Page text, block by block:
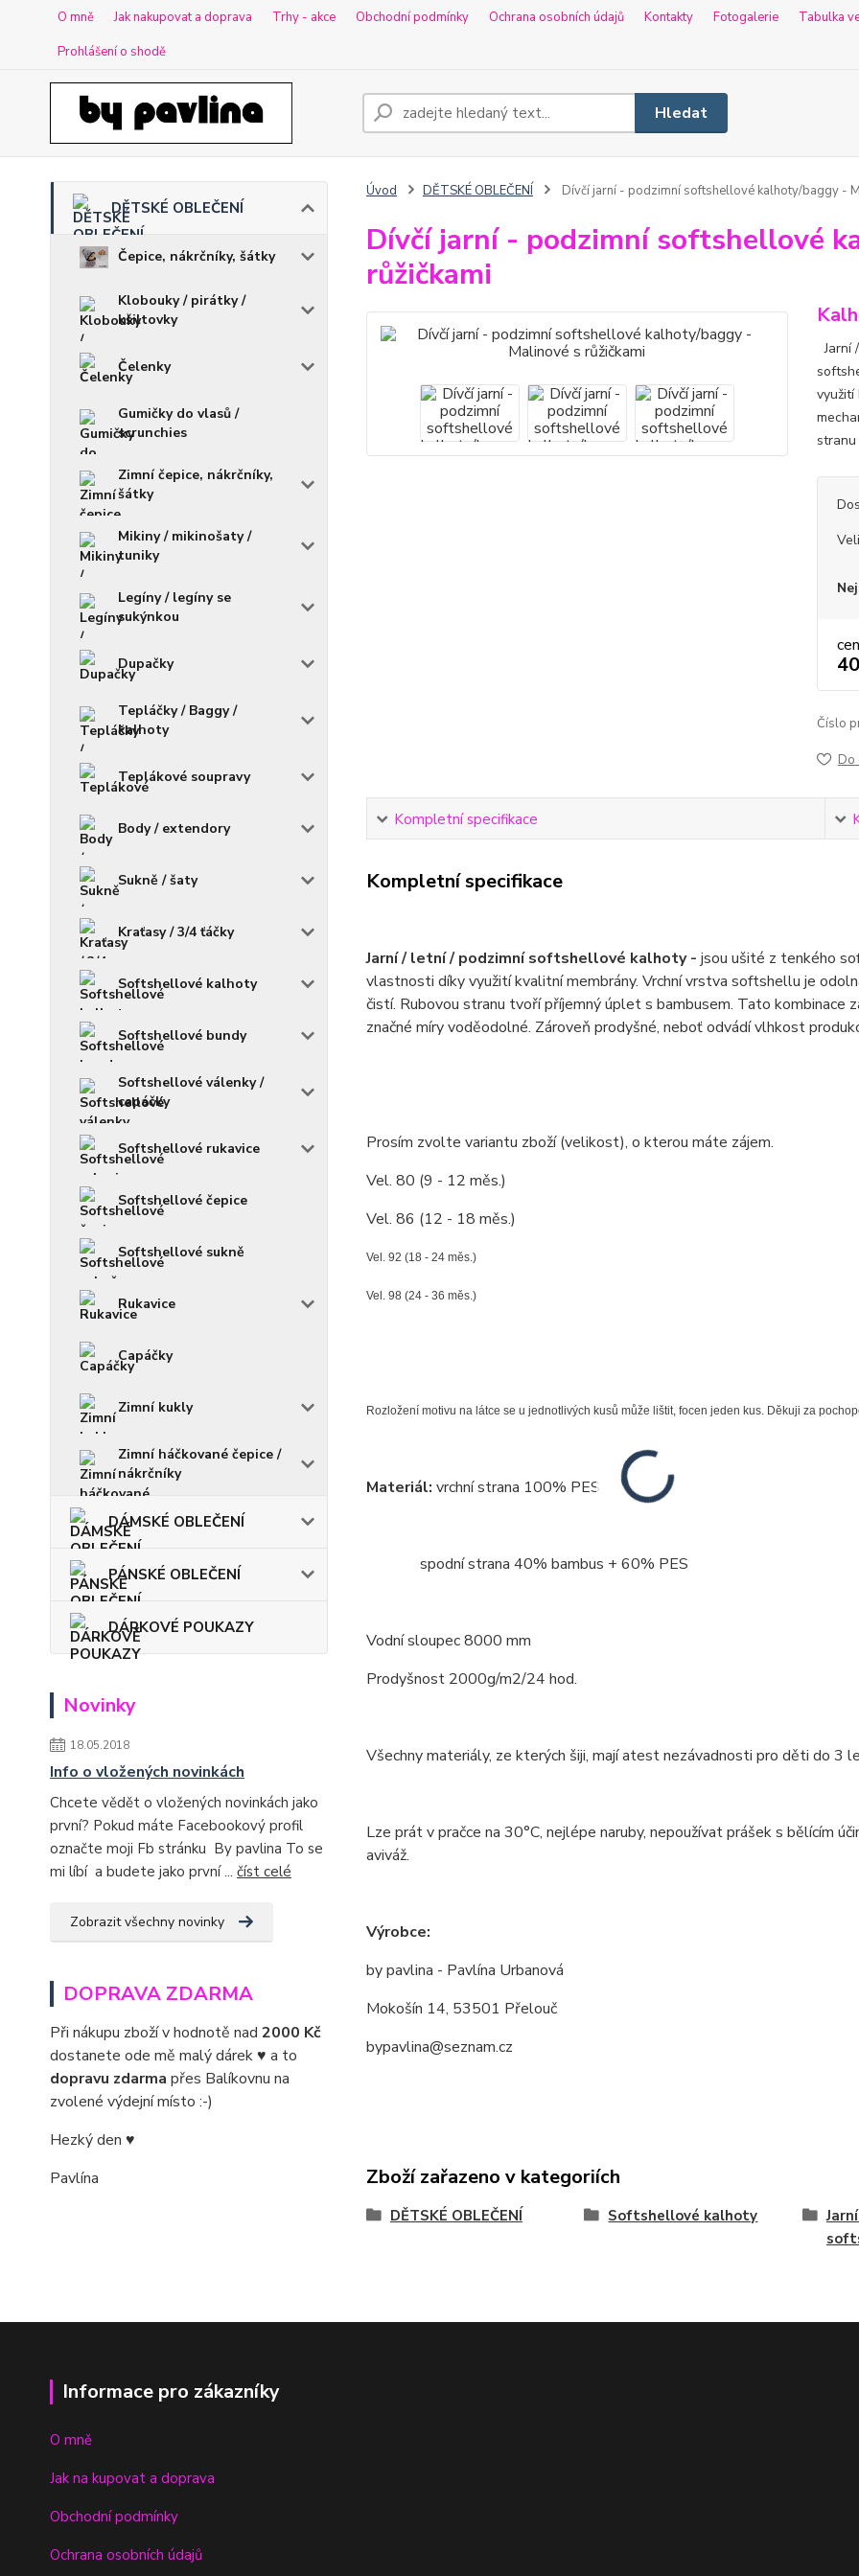
O mně Jak nakupovat a doprava Trhy - akce Obchodní podmínky Ochrana osobních údajů Kontakty Fotogalerie
Tabulka
Prohlášení o shodě
Hledat
DĚTSKÉ OBLEČENÍ
Čepice, nákrčníky, šátky
Klobouky / pirátky /
kšiltovky
Čelenky
Gumičky do vlasů /
scrunchies
Zimní čepice, nákrčníky,
šátky
Mikiny / mikinošaty /
tuniky
Legíny / legíny se
sukýnkou
Dupačky
Tepláčky / Baggy /
kalhoty
Teplákové soupravy
Body / extendory
Sukně / šaty
Kraťasy / 3/4 ťáčky
Softshellové kalhoty
Softshellové bundy
Softshellové válenky /
capáčky
Softshellové rukavice
Softshellové čepice
Softshellové sukně
Rukavice
Capáčky
Zimní kukly
Zimní háčkované čepice /
nákrčníky
DÁMSKÉ OBLEČENÍ
PÁNSKÉ OBLEČENÍ
DÁRKOVÉ POUKAZY
Novinky
18.05.2018
Info o vložených novinkách
Chcete vědět o vložených novinkách jako
první? Pokud máte Facebookový profil
označte moji Fb stránku By pavlina To se
mi líbí a budete jako první ... číst celé
Zobrazit všechny novinky
DOPRAVA ZDARMA
Při nákupu zboží v hodnotě nad 2000 Kč
dostanete ode mě malý dárek ♥ a to
dopravu zdarma přes Balíkovnu na
zvolené výdejní místo :-)
Hezký den ♥
Pavlína
Úvod DĚTSKÉ OBLEČENÍ Dívčí jarní - podzimní softshellové kalhoty/baggy -
Dívčí jarní - podzimní softshellové
růžičkami
Jarní
využití
Číslo
Do
Kompletní specifikace
Kompletní specifikace
Jarní / letní / podzimní softshellové kalhoty - jsou ušité z tenkého
vlastnosti díky využití kvalitní membrány. Vrchní vrstva softshellu je
čistí. Rubovou stranu tvoří příjemný úplet s bambusem. Tato kombinace
značné míry voděodolné. Zároveň prodyšné, neboť odvádí vlhkost
Prosím zvolte variantu zboží (velikost), o kterou máte zájem.
Vel. 80 (9 - 12 měs.)
Vel. 86 (12 - 18 měs.)
Vel. 92 (18 - 24 měs.)
Vel. 98 (24 - 36 měs.)
Rozložení motivu na látce se u jednotlivých kusů může lištit, focen jeden kus. Děkuji za
Materiál: vrchní strana 100% PES
spodní strana 40% bambus + 60% PES
Vodní sloupec 8000 mm
Prodyšnost 2000g/m2/24 hod.
Všechny materiály, ze kterých šiji, mají atest nezávadnosti pro děti do 3
Lze prát v pračce na 30°C, nejlépe naruby, nepoužívat prášek s bělícím
aviváž.
Výrobce:
by pavlina - Pavlína Urbanová
Mokošín 14, 53501 Přelouč
bypavlina@seznam.cz
Zboží zařazeno v kategoriích
DĚTSKÉ OBLEČENÍ Softshellové kalhoty
Informace pro zákazníky
O mně
Jak na kupovat a doprava
Obchodní podmínky
Ochrana osobních údajů